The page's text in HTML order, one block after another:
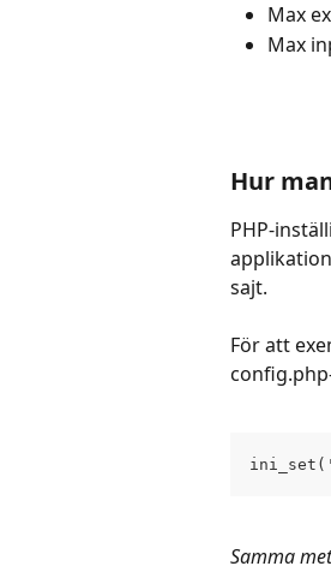
Max
Max
Hur
PHP-
sajt.
För att
Samma